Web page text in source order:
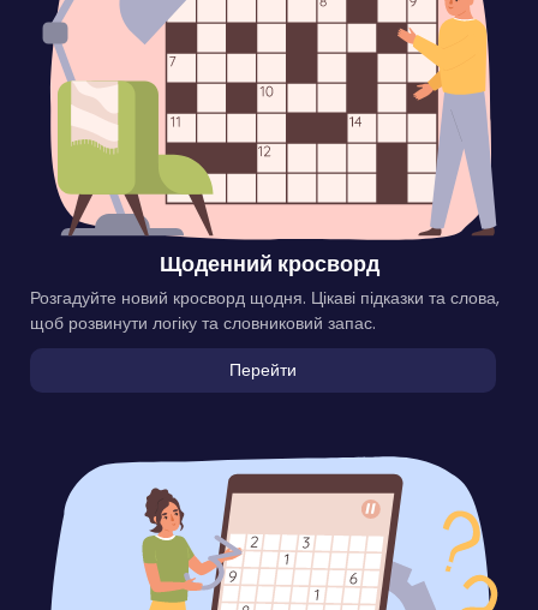
Щоденний кросворд
Розгадуйте новий кросворд щодня. Цікаві підказки та слова,
щоб розвинути логіку та словниковий запас.
Перейти